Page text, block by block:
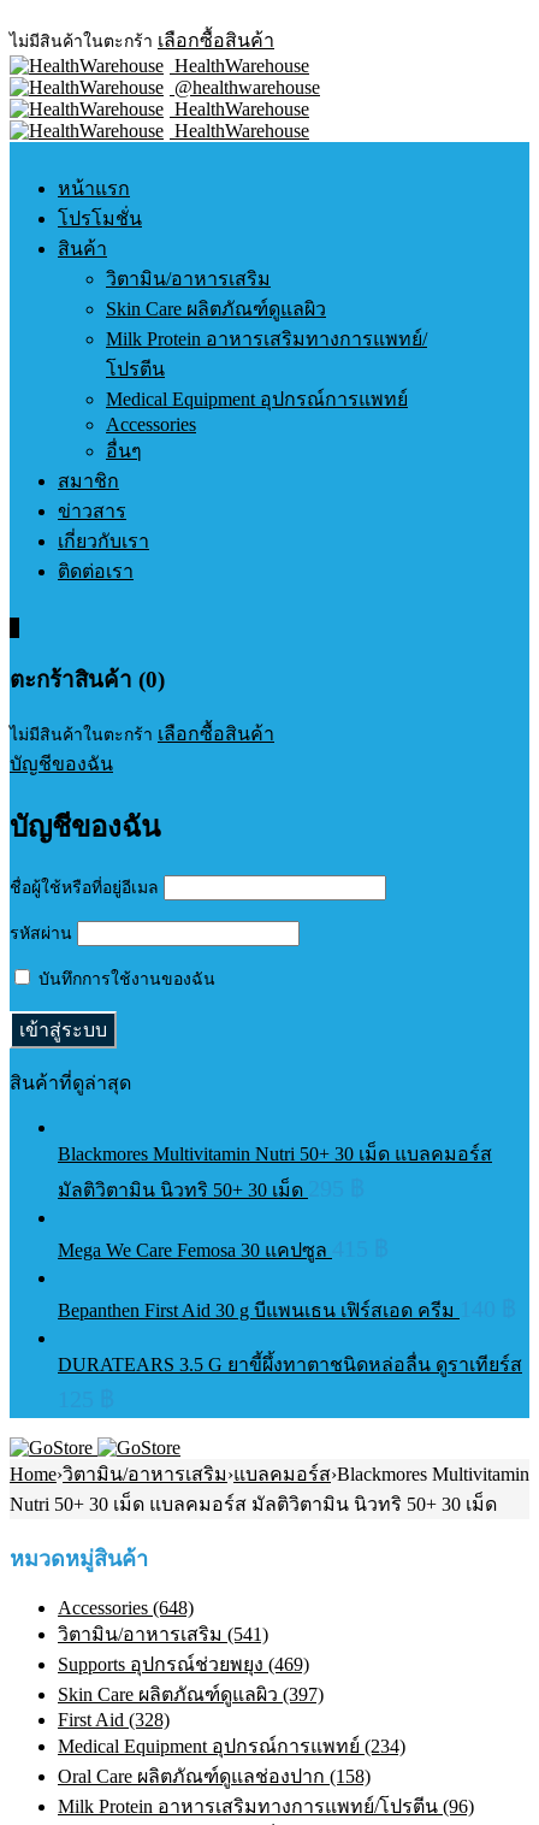
ไม่มีสินค้าในตะกร้า เลือกซื้อสินค้า
HealthWarehouse
@healthwarehouse
HealthWarehouse
HealthWarehouse
หน้าแรก
โปรโมชั่น
สินค้า
วิตามิน/อาหารเสริม
Skin Care ผลิตภัณฑ์ดูแลผิว
Milk Protein อาหารเสริมทางการแพทย์/
โปรตีน
Medical Equipment อุปกรณ์การแพทย์
Accessories
อื่นๆ
สมาชิก
ข่าวสาร
เกี่ยวกับเรา
ติดต่อเรา
ตะกร้าสินค้า (0)
ไม่มีสินค้าในตะกร้า เลือกซื้อสินค้า
บัญชีของฉัน
บัญชีของฉัน
ชื่อผู้ใช้หรือที่อยู่อีเมล
รหัสผ่าน
บันทึกการใช้งานของฉัน
สินค้าที่ดูล่าสุด
Blackmores Multivitamin Nutri 50+ 30 เม็ด แบลคมอร์ส
มัลติวิตามิน นิวทริ 50+ 30 เม็ด
Mega We Care Femosa 30 แคปซูล
Bepanthen First Aid 30 g บีแพนเธน เฟิร์สเอด ครีม
DURATEARS 3.5 G ยาขี้ผึ้งทาตาชนิดหล่อลื่น ดูราเทียร์ส
Home›วิตามิน/อาหารเสริม›แบลคมอร์ส›Blackmores Multivitamin
Nutri 50+ 30 เม็ด แบลคมอร์ส มัลติวิตามิน นิวทริ 50+ 30 เม็ด
หมวดหมู่สินค้า
Accessories (648)
วิตามิน/อาหารเสริม (541)
Supports อุปกรณ์ช่วยพยุง (469)
Skin Care ผลิตภัณฑ์ดูแลผิว (397)
First Aid (328)
Medical Equipment อุปกรณ์การแพทย์ (234)
Oral Care ผลิตภัณฑ์ดูแลช่องปาก (158)
Milk Protein อาหารเสริมทางการแพทย์/โปรตีน (96)